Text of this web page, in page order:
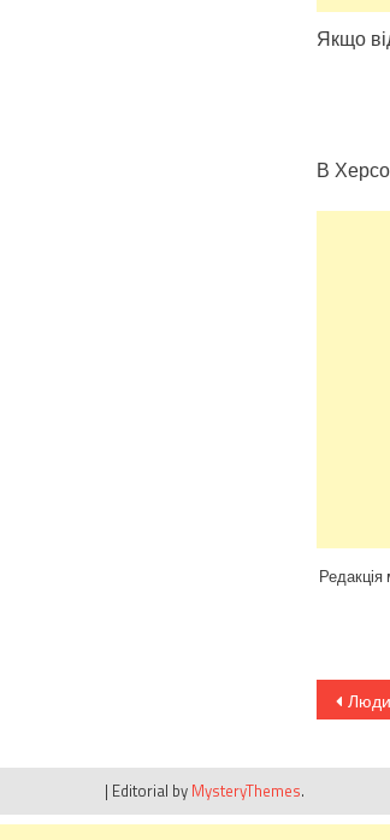
Якщо
В
Редакція
Люди масово
| Editorial by MysteryThemes.